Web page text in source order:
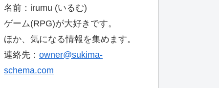
名前：irumu (いるむ)
ゲーム(RPG)が大好きです。
ほか、気になる情報を集めます。
連絡先： owner@sukima-
schema.com